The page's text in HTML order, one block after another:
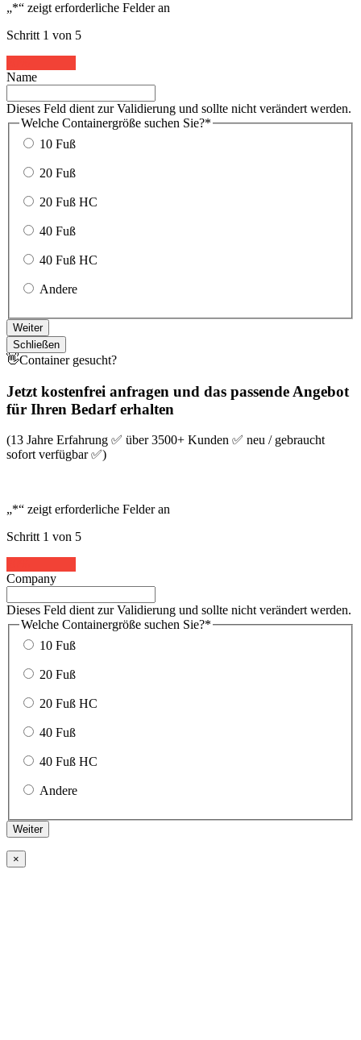
„*“ zeigt erforderliche Felder an
Schritt 1 von 5
Name
Dieses Feld dient zur Validierung und sollte nicht verändert werden.
Welche Containergröße suchen Sie?*
10 Fuß
20 Fuß
20 Fuß HC
40 Fuß
40 Fuß HC
Andere
Weiter
Schließen
👋Container gesucht?
Jetzt kostenfrei anfragen und das passende Angebot
für Ihren Bedarf erhalten
(13 Jahre Erfahrung ✅ über 3500+ Kunden ✅ neu / gebraucht
sofort verfügbar ✅)
„*“ zeigt erforderliche Felder an
Schritt 1 von 5
Company
Dieses Feld dient zur Validierung und sollte nicht verändert werden.
Welche Containergröße suchen Sie?*
10 Fuß
20 Fuß
20 Fuß HC
40 Fuß
40 Fuß HC
Andere
Weiter
×